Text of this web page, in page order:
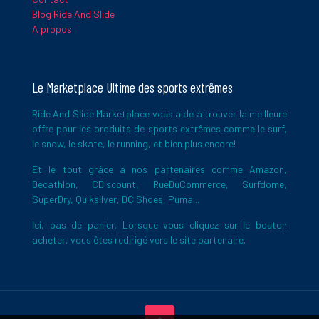
Ce site utilise Akismet pour réduire les indésirables.
plus sur la façon dont les données de vos commentaires sont
Blog Ride And Slide
A propos
Le Marketplace Ultime des sports extrêmes
Ride And Slide Marketplace vous aide à trouver la meilleure
offre pour les produits de sports extrêmes comme le surf,
le snow, le skate, le running, et bien plus encore!
Et le tout grâce à nos partenaires comme Amazon,
Decathlon, CDiscount, RueDuCommerce, Surfdome,
SuperDry, Quiksilver, DC Shoes, Puma...
Ici, pas de panier. Lorsque vous cliquez sur le bouton
acheter, vous êtes redirigé vers le site partenaire.